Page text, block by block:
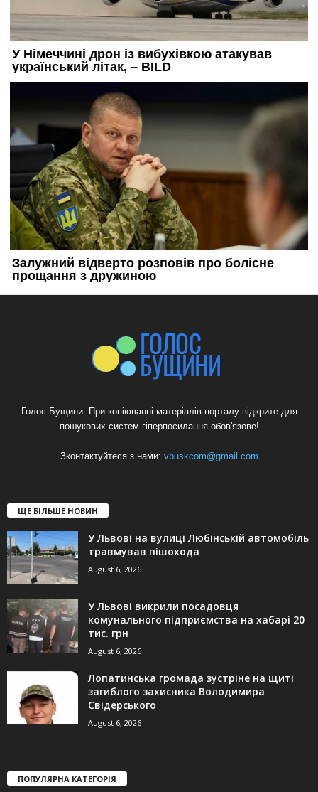
Голос Бущини. При копіюванні матеріалів порталу відкрите для
пошукових систем гіперпосилання обов'язове!
Зконтактуйтеся з нами: vbuskcom@gmail.com
ЩЕ БІЛЬШЕ НОВИН
У Львові на вулиці Любінській автомобіль
травмував пішохода
August 6, 2026
У Львові викрили посадовця
комунального підприємства на хабарі 20
тис. грн
August 6, 2026
Лопатинська громада зустріне на щиті
загиблого захисника Володимира
Свідерського
August 6, 2026
ПОПУЛЯРНА КАТЕГОРІЯ